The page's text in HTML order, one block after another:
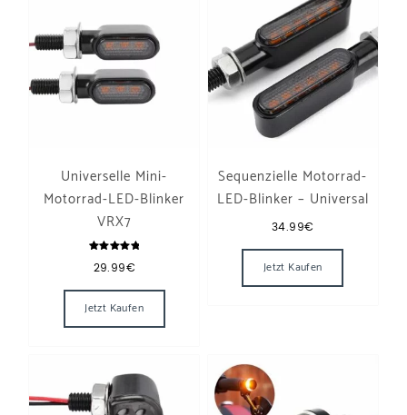
Universelle Mini-
Motorrad-LED-Blinker
VRX7
mit
29.99€
Jetzt Kaufen
Dieses Produkt weist mehrere Varianten auf. Die
Sequenzielle Motorrad-
LED-Blinker – Universal
34.99€
Jetzt Kaufen